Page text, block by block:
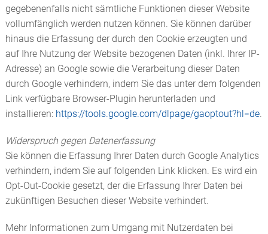
gegebenenfalls nicht sämtliche Funktionen dieser Website
vollumfänglich werden nutzen können. Sie können darüber
hinaus die Erfassung der durch den Cookie erzeugten und
auf Ihre Nutzung der Website bezogenen Daten (inkl. Ihrer IP-
Adresse) an Google sowie die Verarbeitung dieser Daten
durch Google verhindern, indem Sie das unter dem folgenden
Link verfügbare Browser-Plugin herunterladen und
installieren: https://tools.google.com/dlpage/gaoptout?hl=de.
Widerspruch gegen Datenerfassung
Sie können die Erfassung Ihrer Daten durch Google Analytics
verhindern, indem Sie auf folgenden Link klicken. Es wird ein
Opt-Out-Cookie gesetzt, der die Erfassung Ihrer Daten bei
zukünftigen Besuchen dieser Website verhindert.
Mehr Informationen zum Umgang mit Nutzerdaten bei